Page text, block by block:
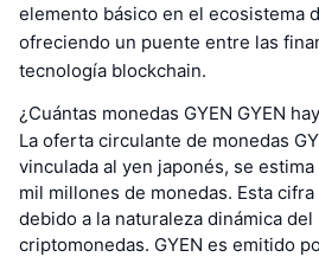
elemento básico en el ecosistema
ofreciendo un puente entre las
tecnología blockchain.
¿Cuántas monedas GYEN GYEN
La oferta circulante de monedas
vinculada al yen japonés, se
mil millones de monedas. Esta
debido a la naturaleza dinámica del
criptomonedas. GYEN es emitido